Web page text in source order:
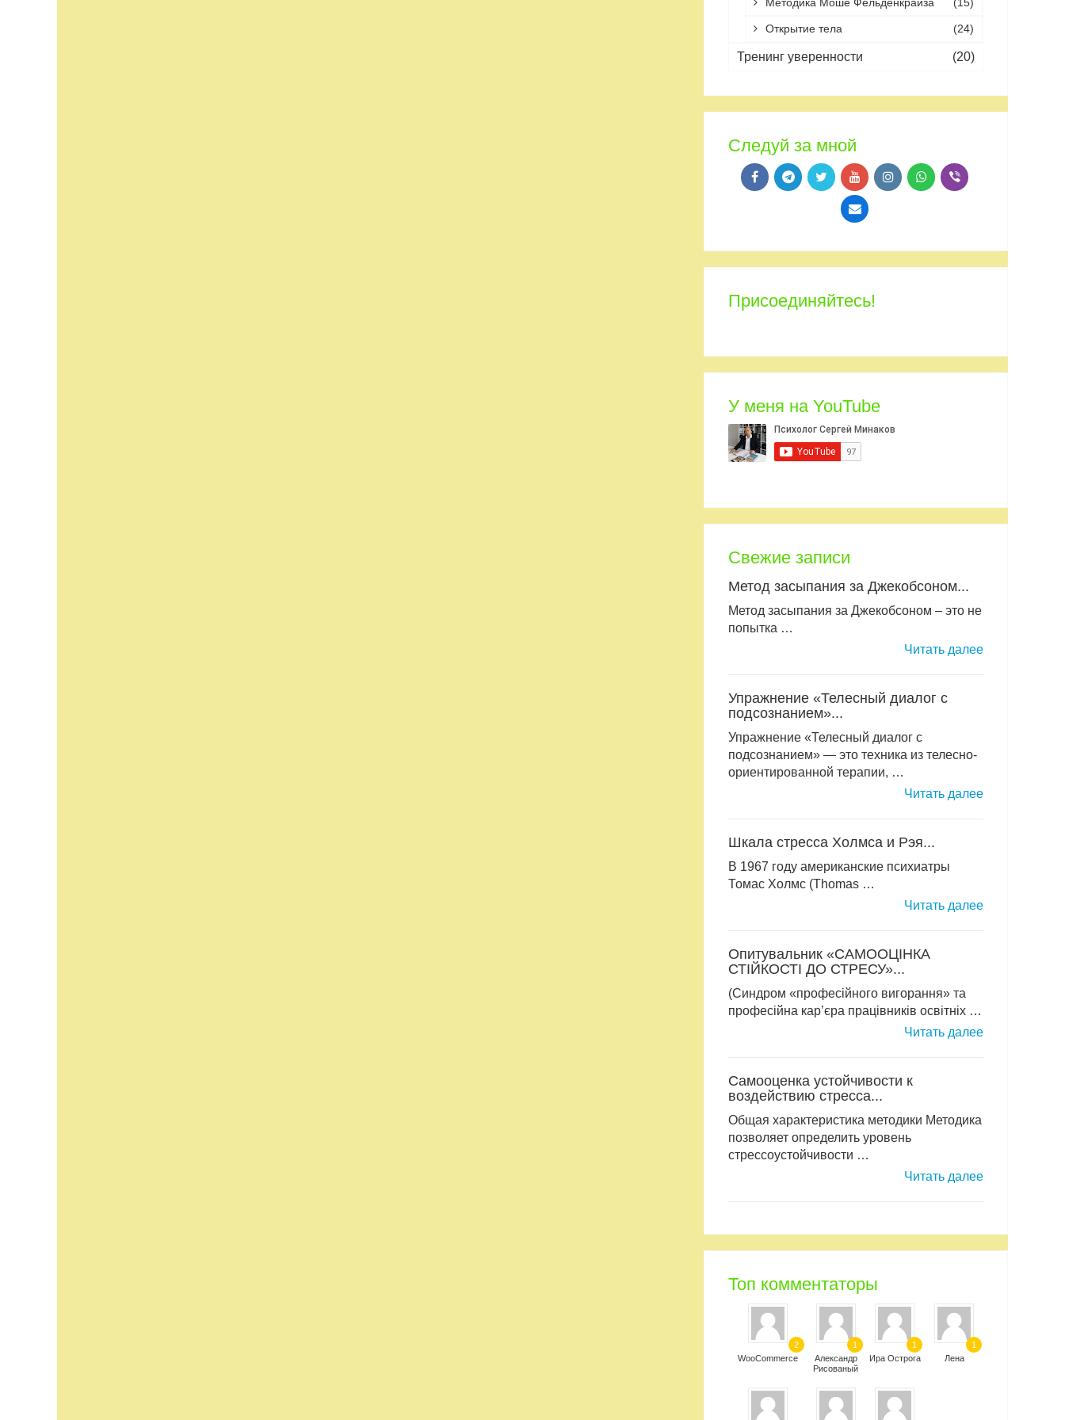
Открытие тела (24)
Тренинг уверенности (20)
Следуй за мной
Присоединяйтесь!
У меня на YouTube
Свежие записи
Метод засыпания за Джекобсоном...
Метод засыпания за Джекобсоном – это не
попытка …
Читать далее
Упражнение «Телесный диалог с
подсознанием»...
Упражнение «Телесный диалог с
подсознанием» — это техника из телесно-
ориентированной терапии, …
Читать далее
Шкала стресса Холмса и Рэя...
В 1967 году американские психиатры
Томас Холмс (Thomas …
Читать далее
Опитувальник «САМООЦІНКА
СТІЙКОСТІ ДО СТРЕСУ»...
(Синдром «професійного вигорання» та
професійна кар’єра працівників освітніх …
Читать далее
Самооценка устойчивости к
воздействию стресса...
Общая характеристика методики Методика
позволяет определить уровень
стрессоустойчивости …
Читать далее
Топ комментаторы
WooCommerce
2
Александр
Рисованый
1
Ира Острога
1
Лена
1